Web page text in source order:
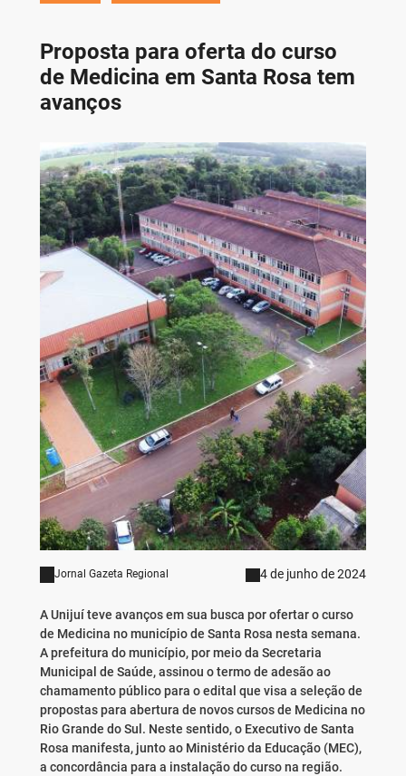
Proposta para oferta do curso
de Medicina em Santa Rosa tem
avanços
Jornal Gazeta Regional 4 de junho de 2024
A Unijuí teve avanços em sua busca por ofertar o curso
de Medicina no município de Santa Rosa nesta semana.
A prefeitura do município, por meio da Secretaria
Municipal de Saúde, assinou o termo de adesão ao
chamamento público para o edital que visa a seleção de
propostas para abertura de novos cursos de Medicina no
Rio Grande do Sul. Neste sentido, o Executivo de Santa
Rosa manifesta, junto ao Ministério da Educação (MEC),
a concordância para a instalação do curso na região.